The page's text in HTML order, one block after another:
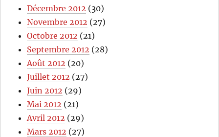
Décembre 2012 (30)
Novembre 2012 (27)
Octobre 2012 (21)
Septembre 2012 (28)
Août 2012 (20)
Juillet 2012 (27)
Juin 2012 (29)
Mai 2012 (21)
Avril 2012 (29)
Mars 2012 (27)